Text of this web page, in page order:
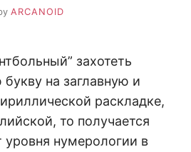
ARCANOID
захотеть
на заглавную и
раскладке,
то получается
нумерологии в